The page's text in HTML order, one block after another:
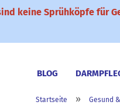
keine Sprühköpfe für
BLOG
Startseite » Gesund